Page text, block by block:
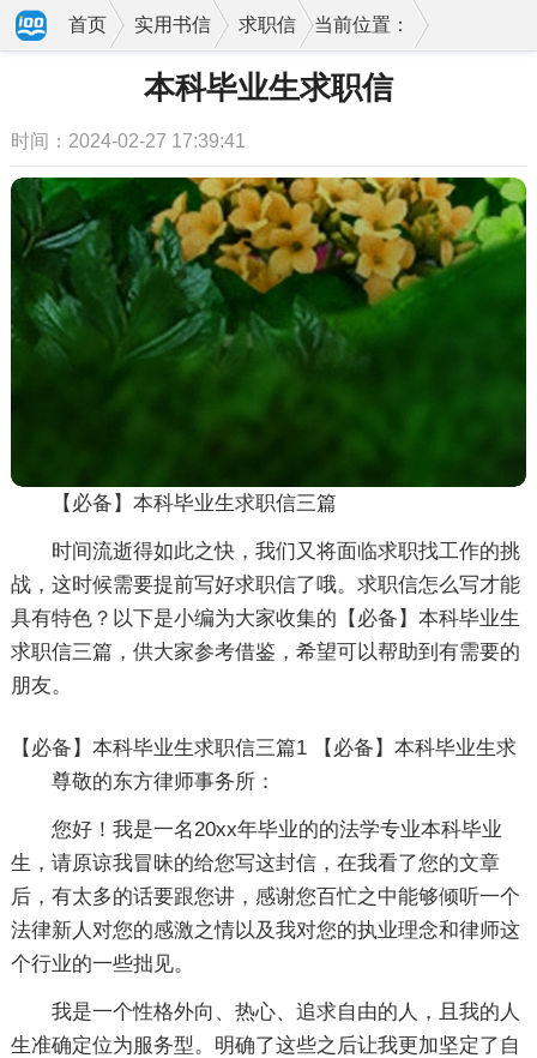
当前位置：
首页 实用书信 求职信
本科毕业生求职信
时间：2024-02-27 17:39:41
【必备】本科毕业生求职信三篇
时间流逝得如此之快，我们又将面临求职找工作的挑
战，这时候需要提前写好求职信了哦。求职信怎么写才能
具有特色？以下是小编为大家收集的【必备】本科毕业生
求职信三篇，供大家参考借鉴，希望可以帮助到有需要的
朋友。
【必备】本科毕业生求职信三篇1
尊敬的东方律师事务所：
您好！我是一名20xx年毕业的的法学专业本科毕业
生，请原谅我冒昧的给您写这封信，在我看了您的文章
后，有太多的话要跟您讲，感谢您百忙之中能够倾听一个
法律新人对您的感激之情以及我对您的执业理念和律师这
个行业的一些拙见。
我是一个性格外向、热心、追求自由的人，且我的人
生准确定位为服务型。明确了这些之后让我更加坚定了自
【必备】本科毕业生求